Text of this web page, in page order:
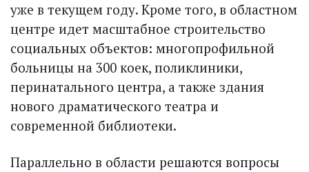
уже в текущем году. Кроме того, в областном
центре идет масштабное строительство
социальных объектов: многопрофильной
больницы на 300 коек, поликлиники,
перинатального центра, а также здания
нового драматического театра и
современной библиотеки.
Параллельно в области решаются вопросы